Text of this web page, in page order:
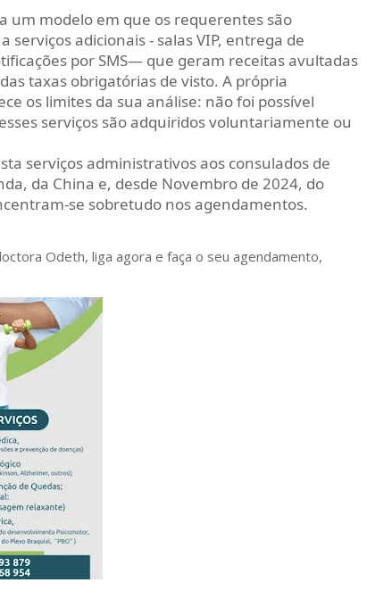
um modelo em que os requerentes são
serviços adicionais - salas VIP, entrega de
por SMS— que geram receitas avultadas
taxas obrigatórias de visto. A própria
os limites da sua análise: não foi possível
serviços são adquiridos voluntariamente ou
serviços administrativos aos consulados de
da China e, desde Novembro de 2024, do
se sobretudo nos agendamentos.
Odeth, liga agora e faça o seu agendamento,